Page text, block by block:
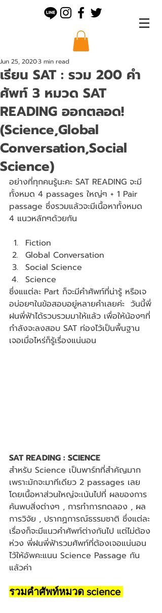
เรียน SAT : รวม 200 คำ
ศัพท์ 3 หมวด SAT
READING ออกตลอด!
(Science,Global
Conversation,Social
Science)
Jun 25, 20203 min read
อย่างที่ทุกคนรู้นะคะ SAT READING จะมี
ทั้งหมด 4 passages ใหญ่ๆ + 1 Pair
passage ซึ่งรวมแล้วจะมีเนื้อหาทั้งหมด
4 แนวหลักๆด้วยกัน
Fiction
Global Conversation
Social Science
Science
ซึ่งแแต่ละ Part ก็จะมีคำศัพท์ที่น่ารู้ หรือเจ
อบ่อยๆในข้อสอบอยู่หลายคำเลยค่ะ  วันนี้พี่
ฝนพี่ฟ้าได้รวบรวมมาให้แล้ว เพื่อให้น้องๆที่
กำลังจะลงสอบ SAT ท่องไว้เป็นพื้นฐาน
เจอเมื่อไหร่ก็รู้เรื่องแน่นอน
SAT READING : SCIENCE
สำหรับ Science เป็นพาร์ทที่สำคัญมาก
เพราะมักจะมาทีเดียว 2 passages เลย
โดยเนื้อหาส่วนใหญ่จะเน้นไปที่ ผลของการ
ค้นพบสิ่งต่างๆ , การทำการทดลอง , ผล
การวิจัย , ปรากฏการณ์ธรรมชาติ ซึ่งแต่ละ
เรื่องก็จะมีแนวคำศัพท์ต่างกันไป แต่ไม่ต้อง
ห่วง พี่ฝนพี่ฟ้ารวมศัพท์ที่ต้องเจอแน่นอน
ไว้ให้อัพคะแนน Science Passage กัน
แล้วค่า
รวมคำศัพท์หมวด science